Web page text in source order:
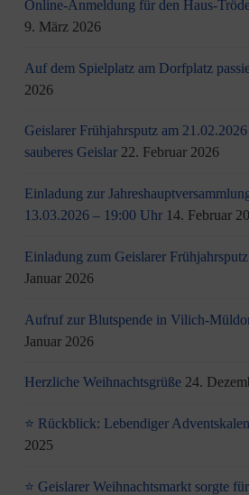
Online-Anmeldung für den Haus-
9. März 2026
Auf dem Spielplatz am Dorfplatz
2026
Geislarer Frühjahrsputz am
sauberes Geislar 22. Februar 2026
Einladung zur
13.03.2026 – 19:00 Uhr 14. Februar
Einladung zum Geislarer
Januar 2026
Aufruf zur Blutspende in Vilich-
Januar 2026
Herzliche Weihnachtsgrüße 24.
⭐ Rückblick: Lebendiger
2025
⭐ Geislarer Weihnachtsmarkt sorgte